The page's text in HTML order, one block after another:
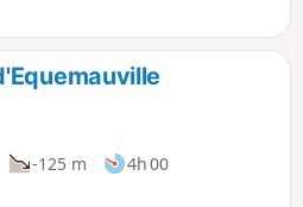
maisons à
de
-125 m
4h 00